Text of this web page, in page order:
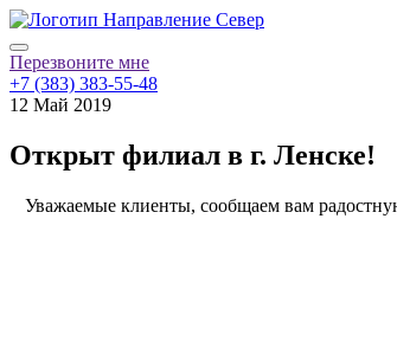
Перезвоните мне
+7 (383) 383-55-48
12 Май 2019
Открыт филиал в г. Ленске!
Уважаемые клиенты, сообщаем вам